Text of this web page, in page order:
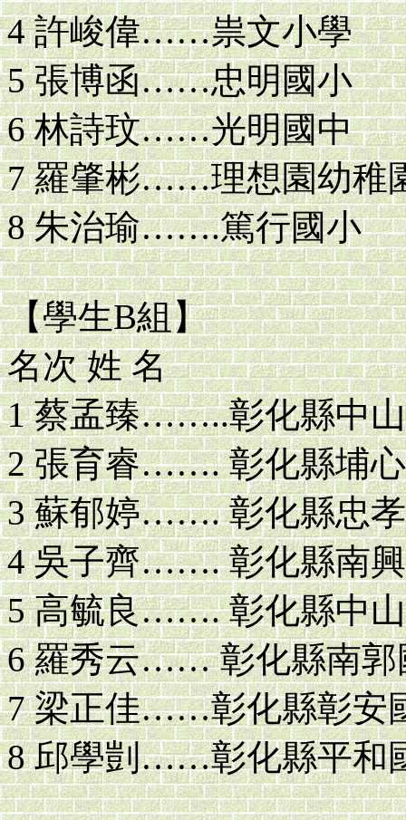
4 許峻偉……祟文小學
5 張博函……忠明國小
6 林詩玟……光明國中
7 羅肇彬……理想園幼稚
8 朱治瑜…….篤行國小
【學生B組】
名次 姓 名
1 蔡孟臻……..彰化縣中
2 張育睿……. 彰化縣埔
3 蘇郁婷……. 彰化縣忠
4 吳子齊……. 彰化縣南
5 高毓良……. 彰化縣中
6 羅秀云…… 彰化縣南
7 梁正佳……彰化縣彰安
8 邱學剴……彰化縣平和